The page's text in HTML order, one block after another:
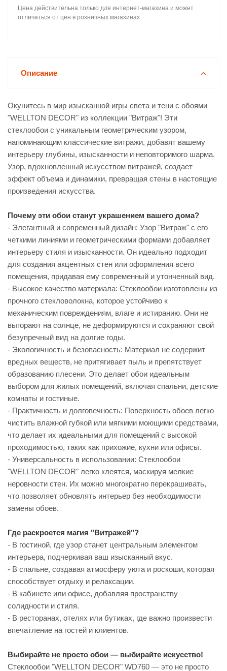
Цена действительна только для интернет-магазина и может
отличаться от цен в розничных магазинах
Описание
Окунитесь в мир изысканной игры света и тени с обоями
"WELLTON DECOR" из коллекции "Витраж"! Эти
стеклообои с уникальным геометрическим узором,
напоминающим классические витражи, добавят вашему
интерьеру глубины, изысканности и неповторимого шарма.
Узор, вдохновленный искусством витражей, создает
эффект объема и динамики, превращая стены в настоящие
произведения искусства.
Почему эти обои станут украшением вашего дома?
- Элегантный и современный дизайн: Узор "Витраж" с его
четкими линиями и геометрическими формами добавляет
интерьеру стиля и изысканности. Он идеально подходит
для создания акцентных стен или оформления всего
помещения, придавая ему современный и утонченный вид.
- Высокое качество материала: Стеклообои изготовлены из
прочного стекловолокна, которое устойчиво к
механическим повреждениям, влаге и истиранию. Они не
выгорают на солнце, не деформируются и сохраняют свой
безупречный вид на долгие годы.
- Экологичность и безопасность: Материал не содержит
вредных веществ, не притягивает пыль и препятствует
образованию плесени. Это делает обои идеальным
выбором для жилых помещений, включая спальни, детские
комнаты и гостиные.
- Практичность и долговечность: Поверхность обоев легко
чистить влажной губкой или мягкими моющими средствами,
что делает их идеальными для помещений с высокой
проходимостью, таких как прихожие, кухни или офисы.
- Универсальность в использовании: Стеклообои
"WELLTON DECOR" легко клеятся, маскируя мелкие
неровности стен. Их можно многократно перекрашивать,
что позволяет обновлять интерьер без необходимости
замены обоев.
Где раскроется магия "Витражей"?
- В гостиной, где узор станет центральным элементом
интерьера, подчеркивая ваш изысканный вкус.
- В спальне, создавая атмосферу уюта и роскоши, которая
способствует отдыху и релаксации.
- В кабинете или офисе, добавляя пространству
солидности и стиля.
- В ресторанах, отелях или бутиках, где важно произвести
впечатление на гостей и клиентов.
Выбирайте не просто обои — выбирайте искусство!
Стеклообои "WELLTON DECOR" WD760 — это не просто